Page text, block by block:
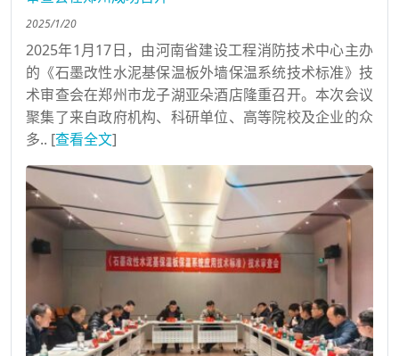
2025/1/20
2025年1月17日，由河南省建设工程消防技术中心主办
的《石墨改性水泥基保温板外墙保温系统技术标准》技
术审查会在郑州市龙子湖亚朵酒店隆重召开。本次会议
聚集了来自政府机构、科研单位、高等院校及企业的众
多.. [查看全文]